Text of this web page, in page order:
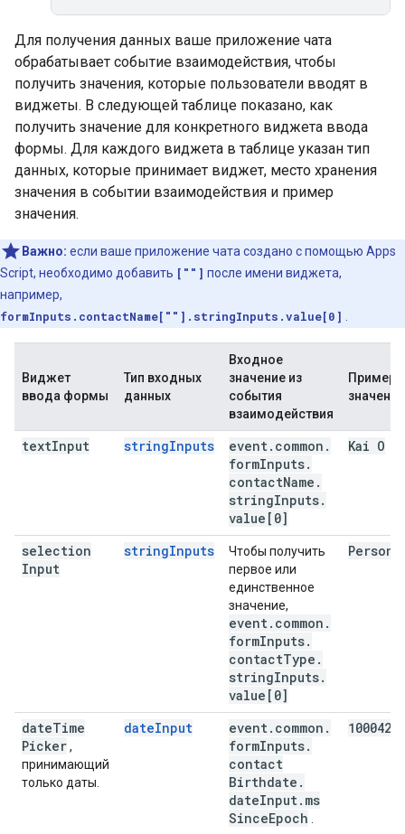
Для получения данных ваше приложение чата
обрабатывает событие взаимодействия, чтобы
получить значения, которые пользователи вводят в
виджеты. В следующей таблице показано, как
получить значение для конкретного виджета ввода
формы. Для каждого виджета в таблице указан тип
данных, которые принимает виджет, место хранения
значения в событии взаимодействия и пример
значения.
Важно: если ваше приложение чата создано с помощью Apps
Script, необходимо добавить [""] после имени виджета,
например,
formInputs.contactName[""].stringInputs.value[0]
Виджет
ввода формы
Тип входных
данных
Входное
значение из
события
взаимодействия
Пример
значения
textInput stringInputs event. common .
formInputs.
contactName .
stringInputs.
value[0]
Kai O
selection
Input
stringInputs
Чтобы получить
первое или
единственное
значение,
event. common .
formInputs.
contactType .
stringInputs.
value[0]
dateTime
Picker,
принимающий
только даты.
dateInput event. common .
formInputs.
contact
Birthdate .
dateInput. ms
SinceEpoch